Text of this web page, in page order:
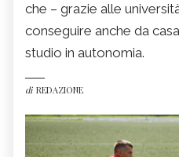
che – grazie alle
conseguire anche da
studio in autonomia.
di REDAZIONE